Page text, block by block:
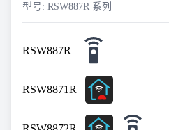
型号: RSW887R 系列
RSW887R
RSW8871R